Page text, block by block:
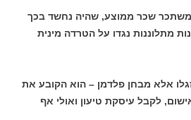
שכר ממוצע, שהיה נחשד בכך
מתלוננות נגדו על הטרדה מינית
אלא מבחן פלדמן – הוא הקובע את
לקבל עיסקת טיעון ואולי אף